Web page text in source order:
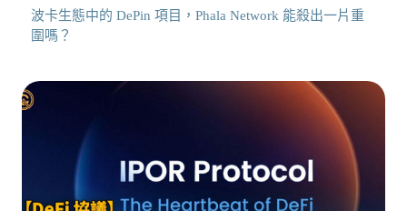
波卡生態中的 DePin 項目，Phala Network 能殺出一片重
圍嗎？